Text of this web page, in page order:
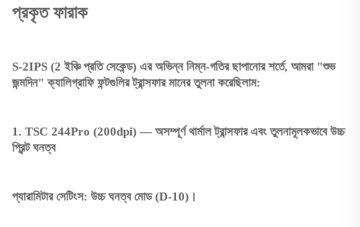
প্রকৃত ফারাক
S-2IPS (2 ইঞ্চি প্রতি সেকেন্ড) এর অভিন্ন নিম্ন-গতির ছাপানোর শর্তে, আমরা "শুভ
জন্মদিন" ক্যালিগ্রাফি ফন্টগুলির ট্রান্সফার মানের তুলনা করেছিলাম:
1. TSC 244Pro (200dpi) — অসম্পূর্ণ থার্মাল ট্রান্সফার এবং তুলনামূলকভাবে উচ্চ
প্রিন্ট ঘনত্ব
প্যারামিটার সেটিংস: উচ্চ ঘনত্ব মোড (D-10)।